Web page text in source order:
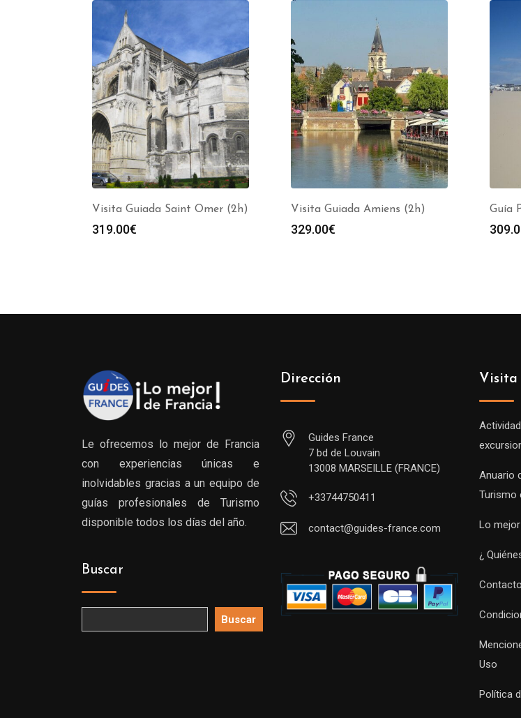
Visita Guiada Saint Omer (2h)
319.00€
Visita Guiada Amiens (2h)
329.00€
Guía
Le ofrecemos lo mejor de Francia
con experiencias únicas e
inolvidables gracias a un equipo de
guías profesionales de Turismo
disponible todos los días del año.
Buscar
Buscar
Dirección
Guides France
7 bd de Louvain
13008 MARSEILLE (FRANCE)
+33744750411
contact@guides-france.com
Visita
Anuario
Turismo
Lo
¿
Contacto
Uso
Política